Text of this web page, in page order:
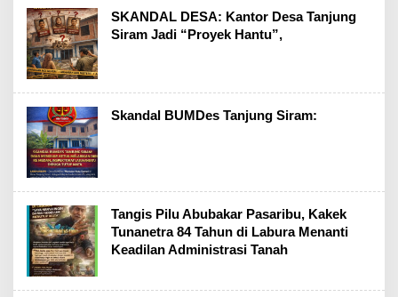
SKANDAL DESA: Kantor Desa Tanjung
Siram Jadi “Proyek Hantu”,
Skandal BUMDes Tanjung Siram:
Tangis Pilu Abubakar Pasaribu, Kakek
Tunanetra 84 Tahun di Labura Menanti
Keadilan Administrasi Tanah